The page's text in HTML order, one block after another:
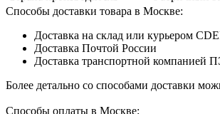
Способы доставки товара в Москве:
Доставка на склад или курьером
Доставка Почтой России
Доставка транспортной
Более детально со способами доставки
Способы оплаты в Москве: